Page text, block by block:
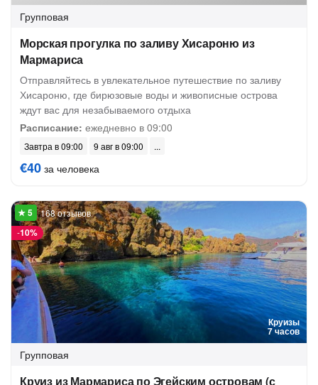
Групповая
Морская прогулка по заливу Хисароню из
Мармариса
Отправляйтесь в увлекательное путешествие по заливу
Хисароню, где бирюзовые воды и живописные острова
ждут вас для незабываемого отдыха
Расписание: ежедневно в 09:00
Завтра в 09:00 9 авг в 09:00
€40 за человека
Круизы
7 часов
-10%
168 отзывов
Групповая
Круиз из Мармариса по Эгейским островам (с